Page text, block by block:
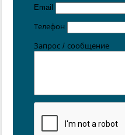
Email
Телефон
Запрос / сообщение